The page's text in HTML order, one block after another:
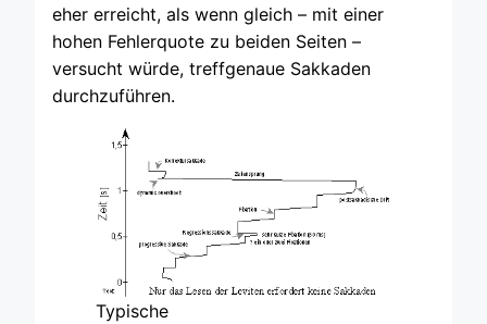
eher erreicht, als wenn gleich – mit einer
hohen Fehlerquote zu beiden Seiten –
versucht würde, treffgenaue Sakkaden
durchzuführen.
Typische